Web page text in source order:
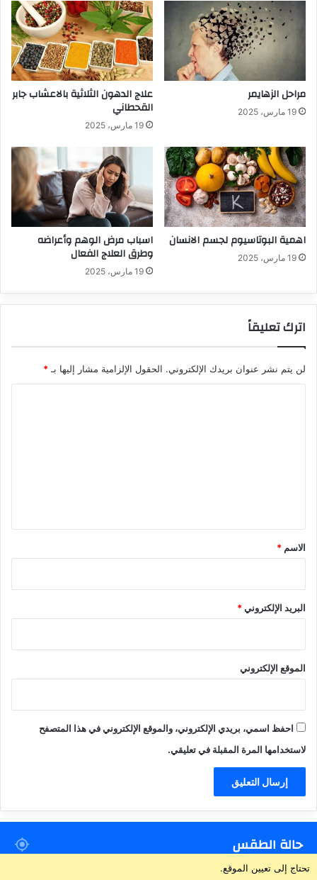
مراحل الزهايمر
19 مارس، 2025
علاج الدهون الثلاثية بالاعشاب جابر
القحطاني
19 مارس، 2025
اهمية البوتاسيوم لجسم الانسان
19 مارس، 2025
اسباب مرض الوهم وأعراضه
وطرق العلاج الفعال
19 مارس، 2025
اترك تعليقاً
لن يتم نشر عنوان بريدك الإلكتروني. الحقول الإلزامية مشار إليها بـ *
*
الاسم *
البريد الإلكتروني*
الموقع الإلكتروني
احفظ اسمي، بريدي الإلكتروني، والموقع الإلكتروني في هذا المتصفح
لاستخدامها المرة المقبلة في تعليقي.
حالة الطقس
تحتاج إلى تعيين الموقع.